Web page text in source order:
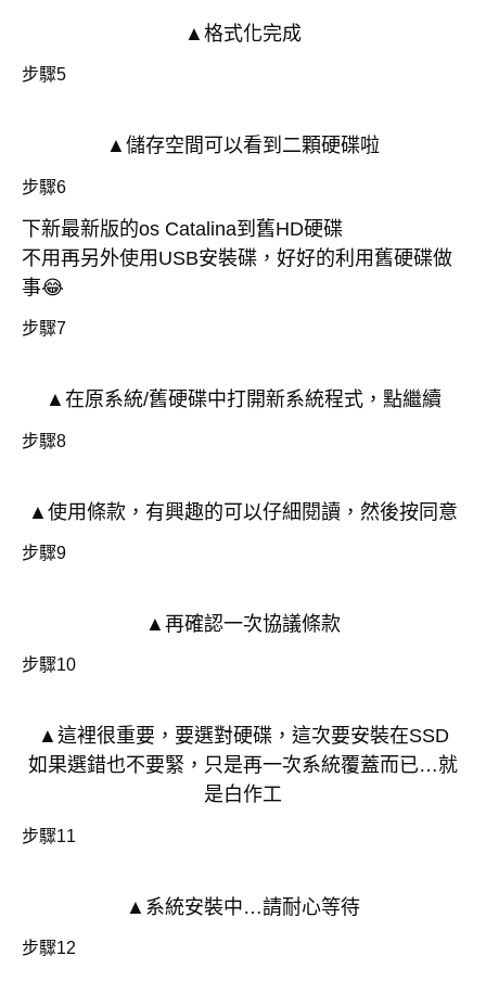
▲格式化完成
步驟5
▲儲存空間可以看到二顆硬碟啦
步驟6
下新最新版的os Catalina到舊HD硬碟
不用再另外使用USB安裝碟，好好的利用舊硬碟做
事😂
步驟7
▲在原系統/舊硬碟中打開新系統程式，點繼續
步驟8
▲使用條款，有興趣的可以仔細閱讀，然後按同意
步驟9
▲再確認一次協議條款
步驟10
▲這裡很重要，要選對硬碟，這次要安裝在SSD
如果選錯也不要緊，只是再一次系統覆蓋而已…就
是白作工
步驟11
▲系統安裝中…請耐心等待
步驟12